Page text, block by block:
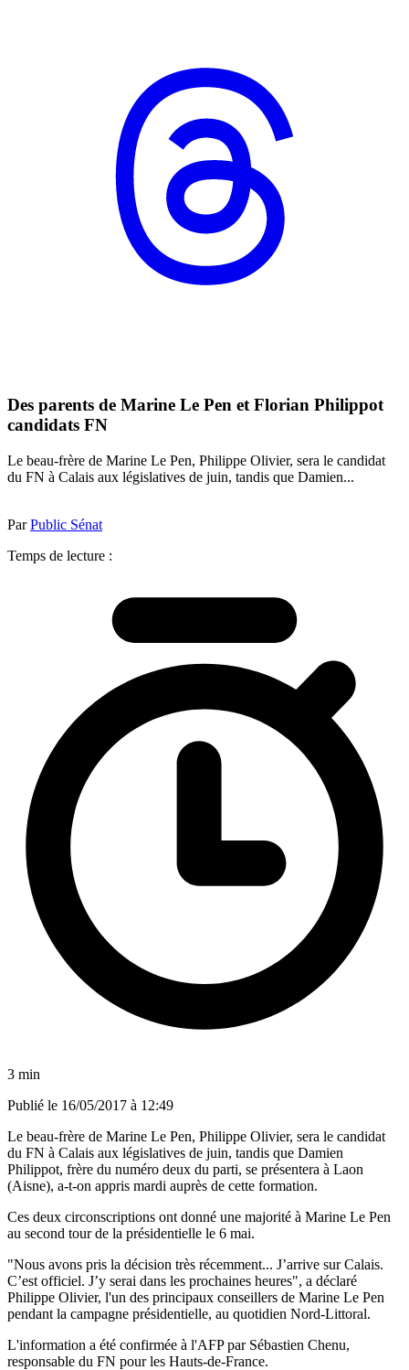
Des parents de Marine Le Pen et Florian Philippot
candidats FN
Le beau-frère de Marine Le Pen, Philippe Olivier, sera le candidat
du FN à Calais aux législatives de juin, tandis que Damien...
ParPublic Sénat
Temps de lecture :
3 min
Publié le 16/05/2017 à 12:49
Le beau-frère de Marine Le Pen, Philippe Olivier, sera le candidat
du FN à Calais aux législatives de juin, tandis que Damien
Philippot, frère du numéro deux du parti, se présentera à Laon
(Aisne), a-t-on appris mardi auprès de cette formation.
Ces deux circonscriptions ont donné une majorité à Marine Le Pen
au second tour de la présidentielle le 6 mai.
"Nous avons pris la décision très récemment... J’arrive sur Calais.
C’est officiel. J’y serai dans les prochaines heures", a déclaré
Philippe Olivier, l'un des principaux conseillers de Marine Le Pen
pendant la campagne présidentielle, au quotidien Nord-Littoral.
L'information a été confirmée à l'AFP par Sébastien Chenu,
responsable du FN pour les Hauts-de-France.